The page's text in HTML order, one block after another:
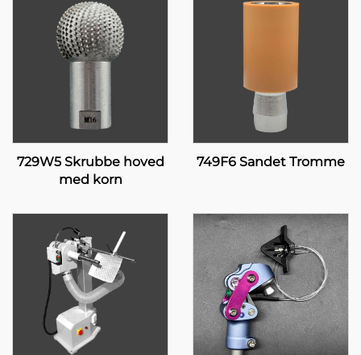
729W5 Skrubbe hoved
med korn
749F6 Sandet Tromme